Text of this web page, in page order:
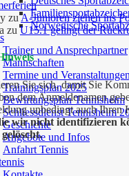
Norwegische
Trainer und Ansprechpartner
Mannschaften
Termine und Veranstaltungen
Trainingsplan 2025
Bewirtungsplan Tennisheim
Schliessdienst Tennisheim
Geschichte
Angebote und Infos
Anfahrt Tennis
zuA-Junioren ziehen ins
zuU15.1 gelingt der
Sie sich, damit Sie
dem Anmeldenamen
unbedingt auch Ihren
wir nicht identifizieren